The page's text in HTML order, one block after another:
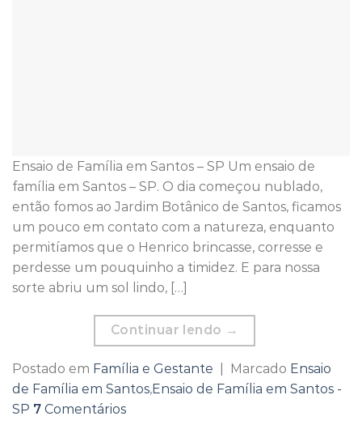
Ensaio de Família em Santos – SP Um ensaio de
família em Santos – SP. O dia começou nublado,
então fomos ao Jardim Botânico de Santos, ficamos
um pouco em contato com a natureza, enquanto
permitíamos que o Henrico brincasse, corresse e
perdesse um pouquinho a timidez. E para nossa
sorte abriu um sol lindo, […]
Continuar lendo →
Postado em Família e Gestante Marcado Ensaio
de Família em Santos,Ensaio de Família em Santos -
SP 7 Comentários